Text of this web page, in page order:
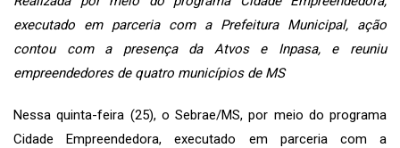
executado em parceria com a Prefeitura Municipal, ação
contou com a presença da Atvos e Inpasa, e reuniu
empreendedores de quatro municípios de MS
Nessa quinta-feira (25), o Sebrae/MS, por meio do programa
Cidade Empreendedora, executado em parceria com a